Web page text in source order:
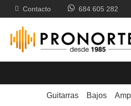
Contacto 684 605 282
Guitarras Bajos
Armónicas: